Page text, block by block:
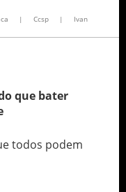
| Ccsp |
Ivan
que bater
todos podem